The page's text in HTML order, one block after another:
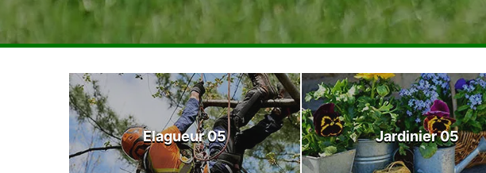
Elagueur 05 Jardinier 05